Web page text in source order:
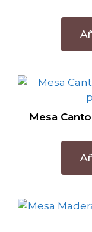
Mesa